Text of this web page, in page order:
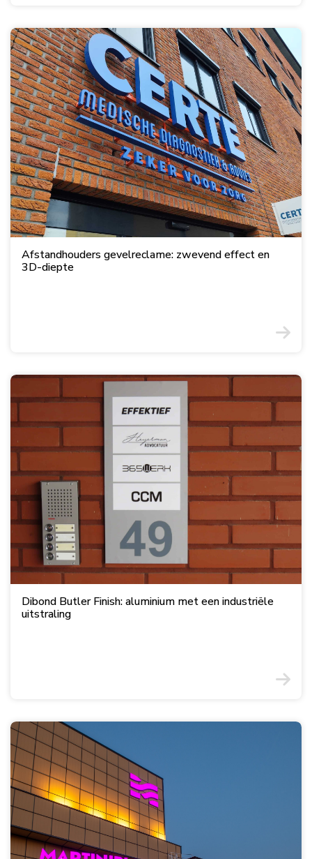
Afstandhouders gevelreclame: zwevend effect en
3D-diepte
Dibond Butler Finish: aluminium met een industriële
uitstraling